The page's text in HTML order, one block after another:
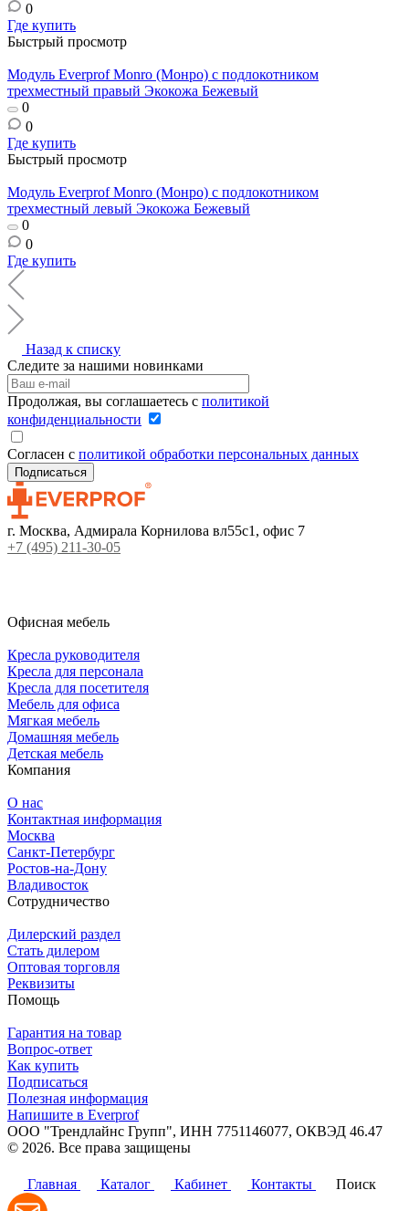
0
Где купить
Быстрый просмотр
Модуль Everprof Monro (Монро) с подлокотником
трехместный правый Экокожа Бежевый
0
0
Где купить
Быстрый просмотр
Модуль Everprof Monro (Монро) с подлокотником
трехместный левый Экокожа Бежевый
0
0
Где купить
Назад к списку
Следите за нашими новинками
Продолжая, вы соглашаетесь с политикой
конфиденциальности
Согласен с политикой обработки персональных данных
г. Москва, Адмирала Корнилова вл55с1, офис 7
+7 (495) 211-30-05
Офисная мебель
Кресла руководителя
Кресла для персонала
Кресла для посетителя
Мебель для офиса
Мягкая мебель
Домашняя мебель
Детская мебель
Компания
О нас
Контактная информация
Москва
Санкт-Петербург
Ростов-на-Дону
Владивосток
Сотрудничество
Дилерский раздел
Стать дилером
Оптовая торговля
Реквизиты
Помощь
Гарантия на товар
Вопрос-ответ
Как купить
Подписаться
Полезная информация
Напишите в Everprof
ООО "Трендлайнс Групп", ИНН 7751146077, ОКВЭД 46.47
© 2026. Все права защищены
Главная
Каталог Кабинет Контакты Поиск